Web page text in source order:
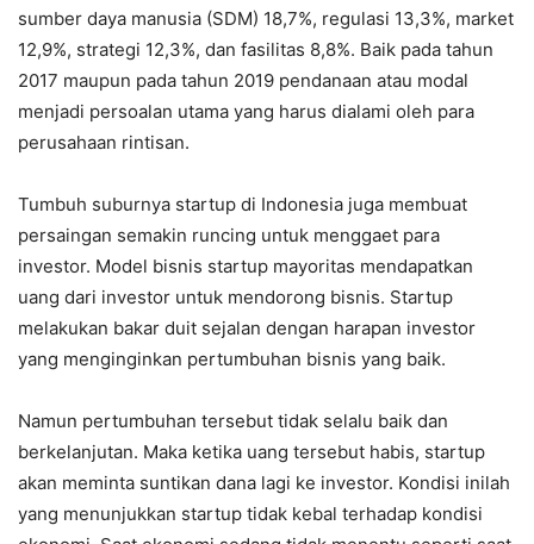
sumber daya manusia (SDM) 18,7%, regulasi 13,3%, market
12,9%, strategi 12,3%, dan fasilitas 8,8%. Baik pada tahun
2017 maupun pada tahun 2019 pendanaan atau modal
menjadi persoalan utama yang harus dialami oleh para
perusahaan rintisan.
Tumbuh suburnya startup di Indonesia juga membuat
persaingan semakin runcing untuk menggaet para
investor. Model bisnis startup mayoritas mendapatkan
uang dari investor untuk mendorong bisnis. Startup
melakukan bakar duit sejalan dengan harapan investor
yang menginginkan pertumbuhan bisnis yang baik.
Namun pertumbuhan tersebut tidak selalu baik dan
berkelanjutan. Maka ketika uang tersebut habis, startup
akan meminta suntikan dana lagi ke investor. Kondisi inilah
yang menunjukkan startup tidak kebal terhadap kondisi